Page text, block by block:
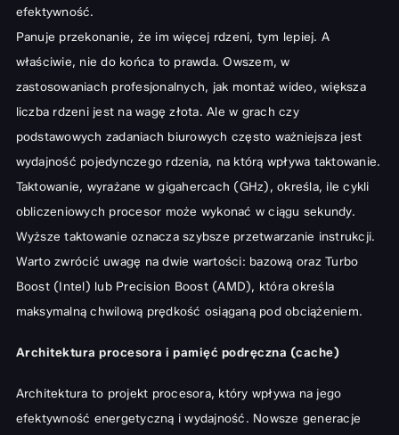
efektywność.
Panuje przekonanie, że im więcej rdzeni, tym lepiej. A
właściwie, nie do końca to prawda. Owszem, w
zastosowaniach profesjonalnych, jak montaż wideo, większa
liczba rdzeni jest na wagę złota. Ale w grach czy
podstawowych zadaniach biurowych często ważniejsza jest
wydajność pojedynczego rdzenia, na którą wpływa taktowanie.
Taktowanie, wyrażane w gigahercach (GHz), określa, ile cykli
obliczeniowych procesor może wykonać w ciągu sekundy.
Wyższe taktowanie oznacza szybsze przetwarzanie instrukcji.
Warto zwrócić uwagę na dwie wartości: bazową oraz Turbo
Boost (Intel) lub Precision Boost (AMD), która określa
maksymalną chwilową prędkość osiąganą pod obciążeniem.
Architektura procesora i pamięć podręczna (cache)
Architektura to projekt procesora, który wpływa na jego
efektywność energetyczną i wydajność. Nowsze generacje